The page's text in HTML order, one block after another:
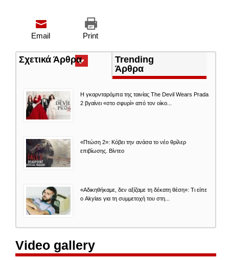
Print
Email
Σχετικά Άρθρα(ενεργή
καρτέλα)
Trending
Άρθρα
Η γκαρνταρόμπα της ταινίας The Devil Wears Prada
2 βγαίνει «στο σφυρί» από τον οίκο...
«Πτώση 2»: Κόβει την ανάσα το νέο θρίλερ
επιβίωσης. Βίντεο
«Aδικηθήκαμε, δεν αξίζαμε τη δέκατη θέση»: Τι είπε
ο Akylas για τη συμμετοχή του στη...
Video gallery